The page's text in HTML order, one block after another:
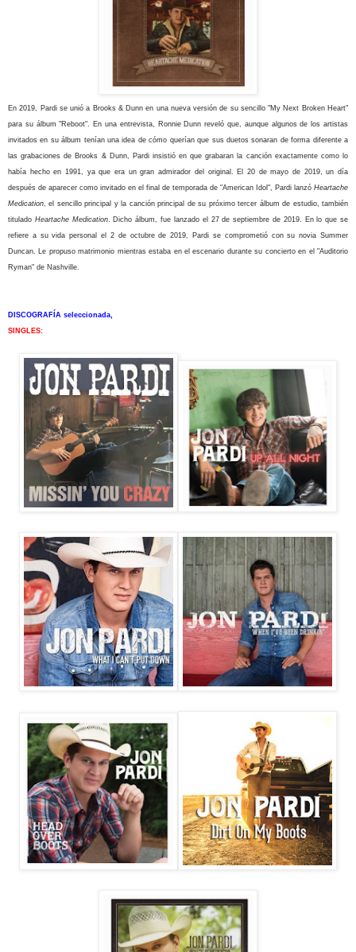
En 2019, Pardi se unió a Brooks & Dunn en una nueva versión de su sencillo "My Next Broken Heart"
para su álbum "Reboot". En una entrevista, Ronnie Dunn reveló que, aunque algunos de los artistas
invitados en su álbum tenían una idea de cómo querían que sus duetos sonaran de forma diferente a
las grabaciones de Brooks & Dunn, Pardi insistió en que grabaran la canción exactamente como lo
había hecho en 1991, ya que era un gran admirador del original. El 20 de mayo de 2019, un día
después de aparecer como invitado en el final de temporada de "American Idol", Pardi lanzó Heartache
Medication , el sencillo principal y la canción principal de su próximo tercer álbum de estudio, también
titulado Heartache Medication. Dicho álbum , fue lanzado el 27 de septiembre de 2019.
En lo que se
refiere a su vida personal el
2 de octubre de 2019, Pardi se comprometió con su novia Summer
Duncan. Le propuso matrimonio mientras estaba en el escenario durante su concierto en el "Auditorio
Ryman" de Nashville.
DISCOGRAFÍA seleccionada,
SINGLES: